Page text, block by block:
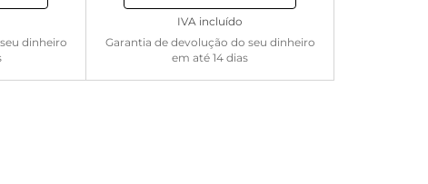
dinheiro
Garantia de devolução do seu dinheiro
em até 14 dias
IVA incluído